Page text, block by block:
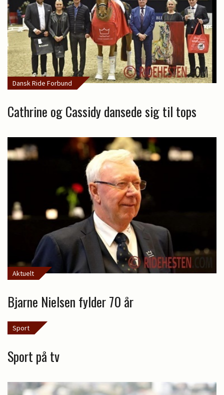
Dansk Ride Forbund
Cathrine og Cassidy dansede sig til tops
Aktuelt
Bjarne Nielsen fylder 70 år
Sport
Sport på tv